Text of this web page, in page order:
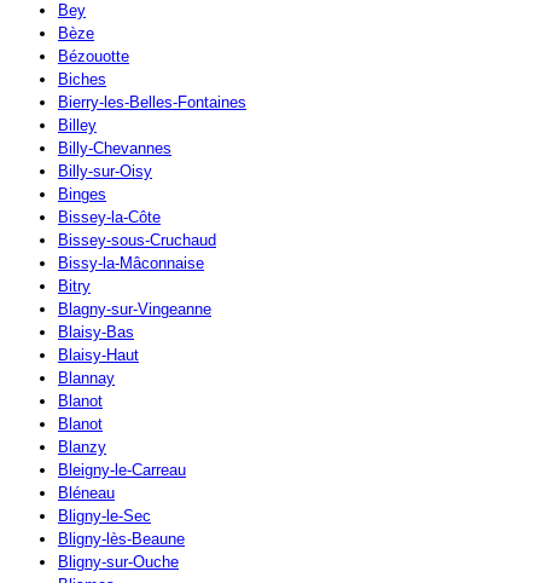
Bey
Bèze
Bézouotte
Biches
Bierry-les-Belles-Fontaines
Billey
Billy-Chevannes
Billy-sur-Oisy
Binges
Bissey-la-Côte
Bissey-sous-Cruchaud
Bissy-la-Mâconnaise
Bitry
Blagny-sur-Vingeanne
Blaisy-Bas
Blaisy-Haut
Blannay
Blanot
Blanot
Blanzy
Bleigny-le-Carreau
Bléneau
Bligny-le-Sec
Bligny-lès-Beaune
Bligny-sur-Ouche